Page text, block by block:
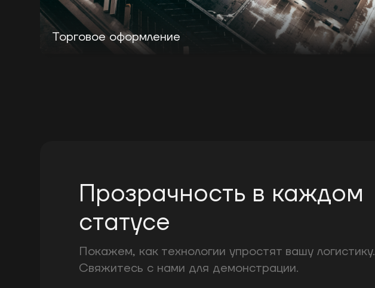
Торговое оформление
Прозрачность в каждом
статусе
Покажем, как технологии упростят вашу логистику.
Свяжитесь с нами для демонстрации.